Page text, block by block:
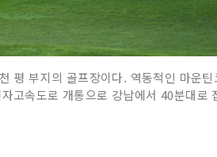
평 부지의 골프장이다. 역동적인 마운
고속도로 개통으로 강남에서 40분대로